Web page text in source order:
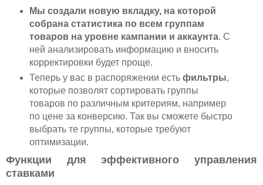
Мы создали новую вкладку, на которой
собрана статистика по всем группам
товаров на уровне кампании и аккаунта. С
ней анализировать информацию и вносить
корректировки будет проще.
Теперь у вас в распоряжении есть фильтры,
которые позволят сортировать группы
товаров по различным критериям, например
по цене за конверсию. Так вы сможете быстро
выбрать те группы, которые требуют
оптимизации.
Функции для эффективного управления
ставками